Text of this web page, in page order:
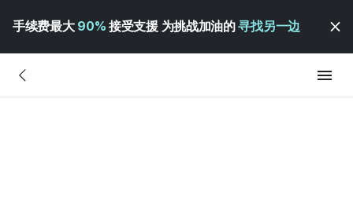
手续费最大 90% 接受支援 为挑战加油的寻找另一边